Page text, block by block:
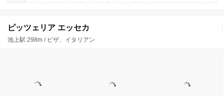
ピッツェリア エッセカ
池上駅 298m / ピザ、イタリアン